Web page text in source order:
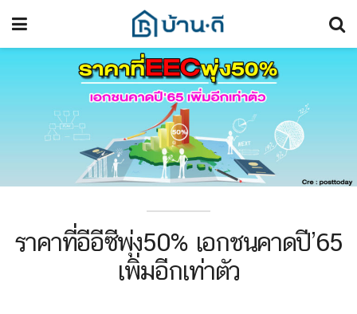
ราคาที่อีอีซีพุ่ง50% เอกชนคาดปี’65
เพิ่มอีกเท่าตัว